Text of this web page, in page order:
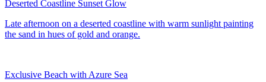
Deserted Coastline Sunset Glow
Late afternoon on a deserted coastline with warm sunlight painting
the sand in hues of gold and orange.
Exclusive Beach with Azure Sea